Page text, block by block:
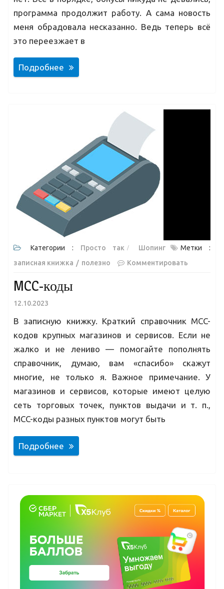
программа продолжит работу. А сама новость
меня обрадовала несказанно. Ведь теперь всё
это переезжает в
Подробнее
Категории : Просто так Шопинг
Метки :
записная книжка
полезно Комментировать
MCC-коды
12.10.2023
В записную книжку. Краткий справочник MCC-
кодов крупных магазинов и сервисов. Если не
жалко и не лениво — помогайте пополнять
справочник, думаю, вам «спасибо» скажут
многие, не только я. Важное примечание. У
магазинов и сервисов, которые имеют целую
сеть торговых точек, пунктов выдачи и т. п.,
MCC-коды разных пунктов могут быть
Подробнее